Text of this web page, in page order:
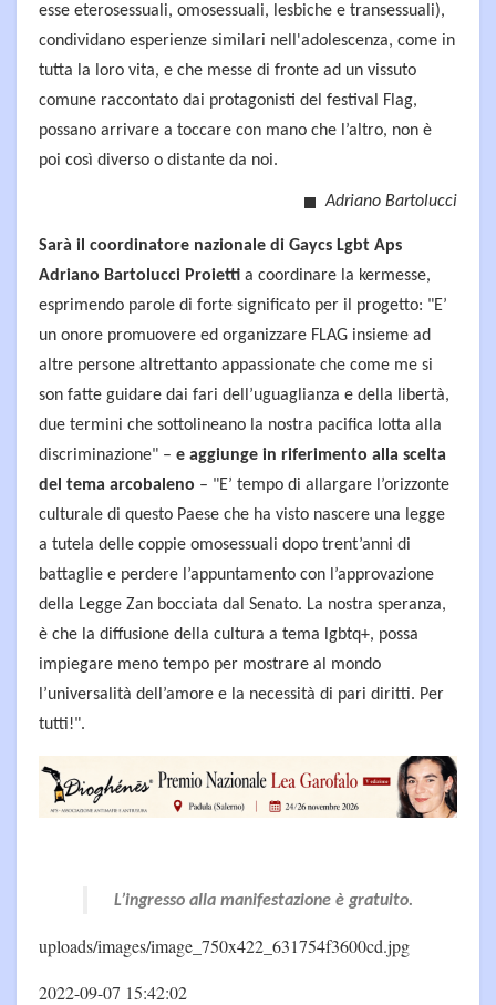
esse eterosessuali, omosessuali, lesbiche e transessuali),
condividano esperienze similari nell'adolescenza, come in
tutta la loro vita, e che messe di fronte ad un vissuto
comune raccontato dai protagonisti del festival Flag,
possano arrivare a toccare con mano che l’altro, non è
poi così diverso o distante da noi.
Adriano Bartolucci
Sarà il coordinatore nazionale di Gaycs Lgbt Aps
Adriano Bartolucci Proietti a coordinare la kermesse,
esprimendo parole di forte significato per il progetto: "E’
un onore promuovere ed organizzare FLAG insieme ad
altre persone altrettanto appassionate che come me si
son fatte guidare dai fari dell’uguaglianza e della libertà,
due termini che sottolineano la nostra pacifica lotta alla
discriminazione" – e aggiunge in riferimento alla scelta
del tema arcobaleno – "E’ tempo di allargare l’orizzonte
culturale di questo Paese che ha visto nascere una legge
a tutela delle coppie omosessuali dopo trent’anni di
battaglie e perdere l’appuntamento con l’approvazione
della Legge Zan bocciata dal Senato. La nostra speranza,
è che la diffusione della cultura a tema lgbtq+, possa
impiegare meno tempo per mostrare al mondo
l’universalità dell’amore e la necessità di pari diritti. Per
tutti!".
L’ingresso alla manifestazione è gratuito.
uploads/images/image_750x422_631754f3600cd.jpg
2022-09-07 15:42:02